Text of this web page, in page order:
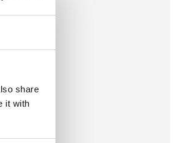
share
it with